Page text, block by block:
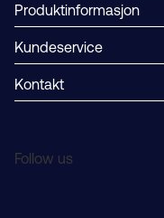
Produktinformasjon
Kundeservice
Kontakt
Follow us